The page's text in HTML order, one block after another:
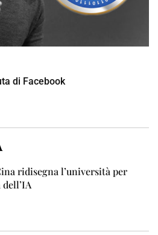
di Facebook
ridisegna l’università per
dell’IA